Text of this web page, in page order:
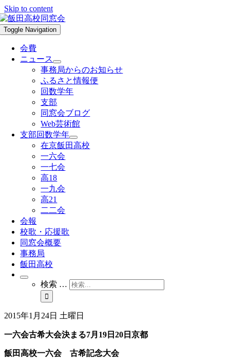
Skip to content
Toggle Navigation
会費
ニュース
事務局からのお知らせ
ふるさと情報便
回数学年
支部
同窓会ブログ
Web芸術館
支部回数学年
在京飯田高校
一六会
一七会
高18
一九会
高21
二二会
会報
校歌・応援歌
同窓会概要
事務局
飯田高校
検索 …
2015年1月24日 土曜日
一六会古希大会決まる7月19日20日京都
飯田高校一六会 古希記念大会